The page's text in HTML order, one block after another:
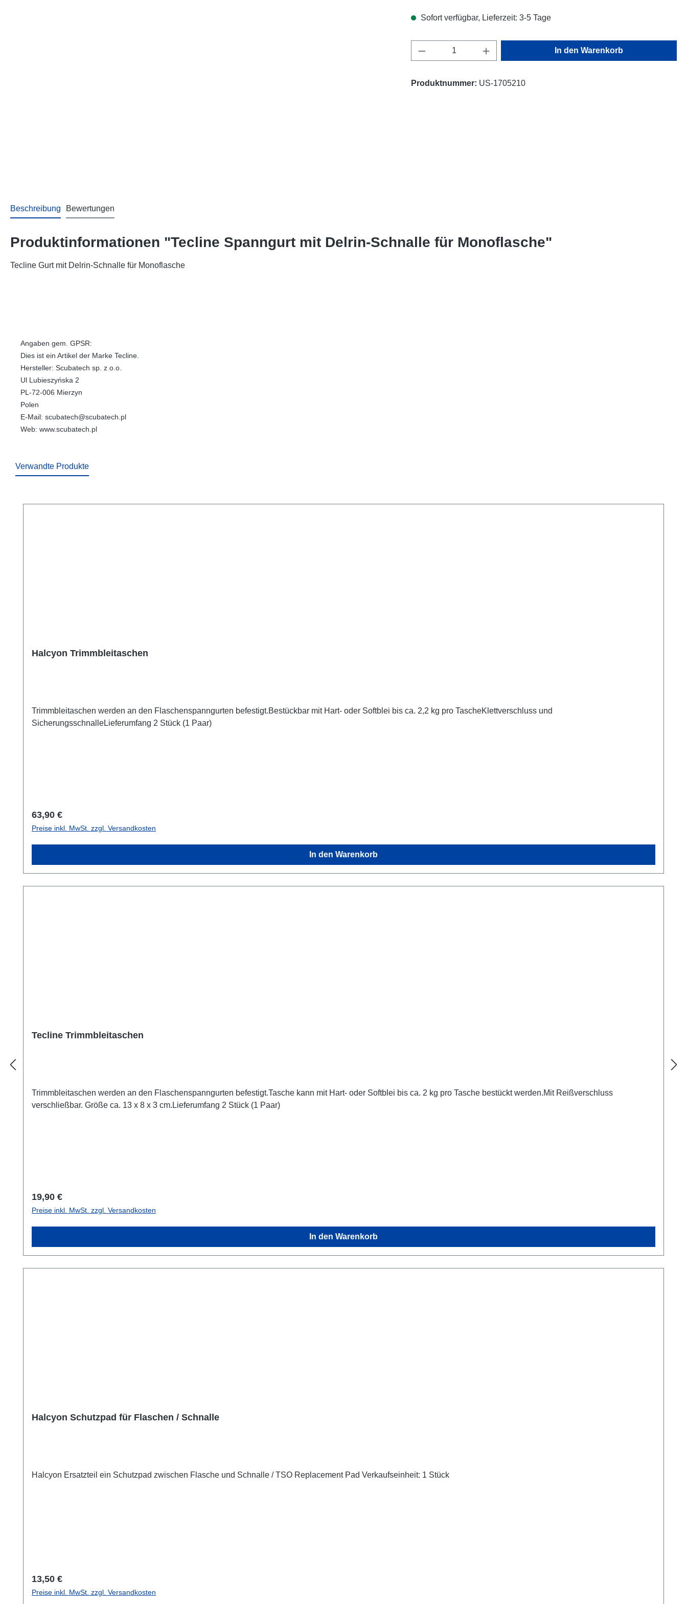
Sofort verfügbar, Lieferzeit: 3-5 Tage
Produkt Anzahl: Gib den gewünschten Wert ein
In den Warenkorb
Produktnummer: US-1705210
Beschreibung Bewertungen
Produktinformationen "Tecline Spanngurt mit Delrin-Schnalle für Monoflasche"
Tecline Gurt mit Delrin-Schnalle für Monoflasche
Angaben gem. GPSR:
Dies ist ein Artikel der Marke Tecline.
Hersteller: Scubatech sp. z o.o.
Ul Lubieszyńska 2
PL-72-006 Mierzyn
Polen
E-Mail: scubatech@scubatech.pl
Web: www.scubatech.pl
Verwandte Produkte
Halcyon Trimmbleitaschen
Trimmbleitaschen werden an den Flaschenspanngurten befestigt.Bestückbar mit Hart- oder Softblei bis ca. 2,2 kg pro TascheKlettverschluss und
SicherungsschnalleLieferumfang 2 Stück (1 Paar)
Regulärer Preis:
63,90 €
Preise inkl. MwSt. zzgl. Versandkosten
In den Warenkorb
Tecline Trimmbleitaschen
Trimmbleitaschen werden an den Flaschenspanngurten befestigt.Tasche kann mit Hart- oder Softblei bis ca. 2 kg pro Tasche bestückt werden.Mit Reißverschluss
verschließbar. Größe ca. 13 x 8 x 3 cm.Lieferumfang 2 Stück (1 Paar)
Regulärer Preis:
19,90 €
Preise inkl. MwSt. zzgl. Versandkosten
In den Warenkorb
Halcyon Schutzpad für Flaschen / Schnalle
Halcyon Ersatzteil ein Schutzpad zwischen Flasche und Schnalle / TSO Replacement Pad Verkaufseinheit: 1 Stück
Regulärer Preis:
13,50 €
Preise inkl. MwSt. zzgl. Versandkosten